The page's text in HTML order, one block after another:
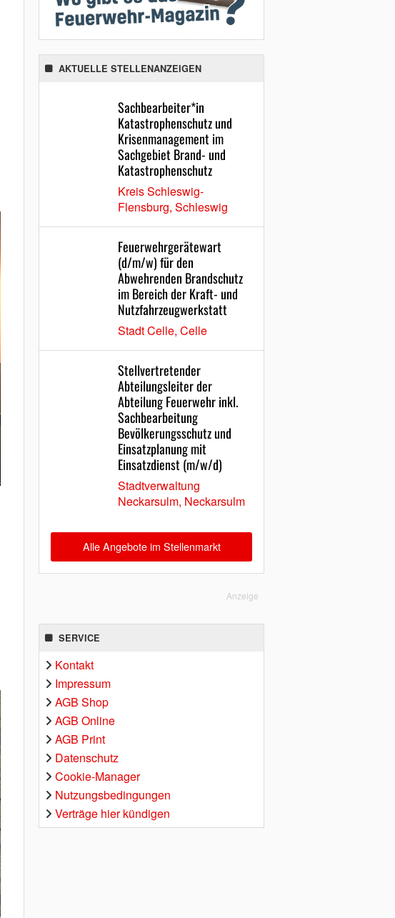
AKTUELLE STELLENANZEIGEN
Sachbearbeiter*in
Katastrophenschutz und
Krisenmanagement im
Sachgebiet Brand- und
Katastrophenschutz
Kreis Schleswig-
Flensburg, Schleswig
Feuerwehrgerätewart
(d/m/w) für den
Abwehrenden Brandschutz
im Bereich der Kraft- und
Nutzfahrzeugwerkstatt
Stadt Celle, Celle
Stellvertretender
Abteilungsleiter der
Abteilung Feuerwehr inkl.
Sachbearbeitung
Bevölkerungsschutz und
Einsatzplanung mit
Einsatzdienst (m/w/d)
Stadtverwaltung
Neckarsulm, Neckarsulm
Alle Angebote im Stellenmarkt
Anzeige
SERVICE
Kontakt
Impressum
AGB Shop
AGB Online
AGB Print
Datenschutz
Cookie-Manager
Nutzungsbedingungen
Verträge hier kündigen